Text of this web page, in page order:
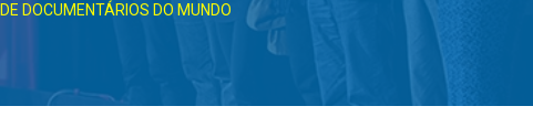
DOCUMENTÁRIOS DO MUNDO